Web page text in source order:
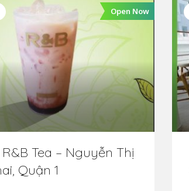
Open Now
Tea – Nguyễn Thị
Quận 1